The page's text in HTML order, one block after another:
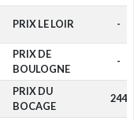
PRIX LE LOIR -
PRIX DE
BOULOGNE
-
PRIX DU
BOCAGE
244